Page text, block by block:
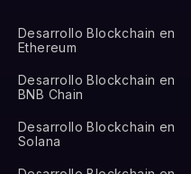
Desarrollo Blockchain en
Ethereum
Desarrollo Blockchain en
BNB Chain
Desarrollo Blockchain en
Solana